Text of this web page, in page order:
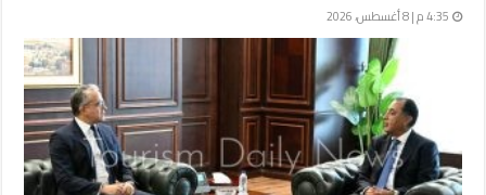
4:35 م | 8 أغسطس، 2026